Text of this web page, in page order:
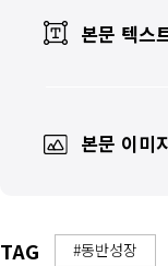
본문 텍스
본문 이미
TAG #동반성장